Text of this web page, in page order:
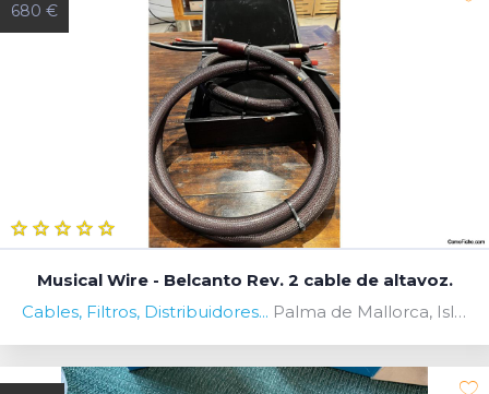
680 €
Musical Wire - Belcanto Rev. 2 cable de altavoz.
Cables, Filtros, Distribuidores... Palma de Mallorca, Islas Baleares, Spain